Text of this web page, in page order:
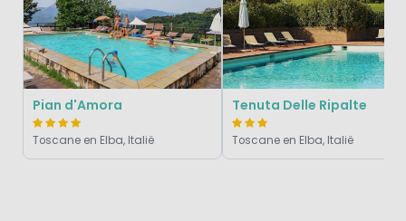
Pian d'Amora
Toscane en Elba, Italië
Tenuta Delle Ripalte
Toscane en Elba, Italië